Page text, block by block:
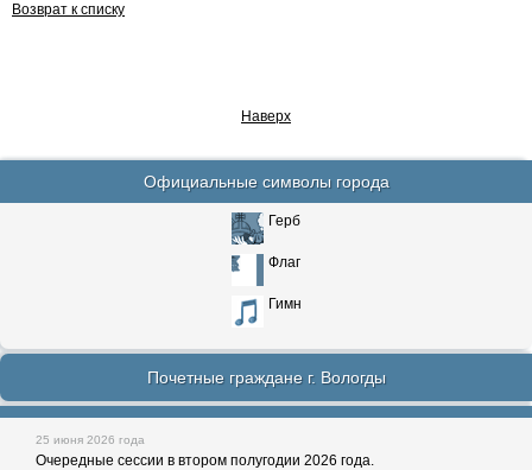
Возврат к списку
Наверх
Официальные символы города
Герб
Флаг
Гимн
Почетные граждане г. Вологды
25 июня 2026 года
Очередные сессии в втором полугодии 2026 года.